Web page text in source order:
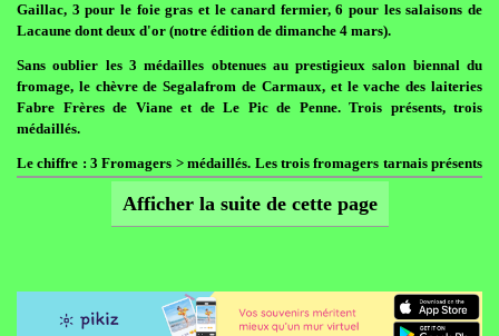
Gaillac, 3 pour le foie gras et le canard fermier, 6 pour les salaisons de
Lacaune dont deux d'or (notre édition de dimanche 4 mars).
Sans oublier les 3 médailles obtenues au prestigieux salon biennal du
fromage, le chèvre de Segalafrom de Carmaux, et le vache des laiteries
Fabre Frères de Viane et de Le Pic de Penne. Trois présents, trois
médaillés.
Le chiffre : 3 Fromagers > médaillés. Les trois fromagers tarnais présents
au salon sont repartis médaillés du prestigieux salon du fromage.
Réalmont : Le village va fêter ses 740
Afficher la suite de cette page